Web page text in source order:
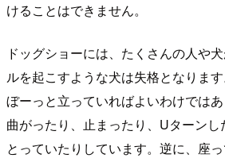
けることはできません。
ドッグショーには、たくさんの人や
ルを起こすような犬は失格となります
ぼーっと立っていればよいわけではあ
曲がったり、止まったり、Uターン
とっていたりしています。逆に、座